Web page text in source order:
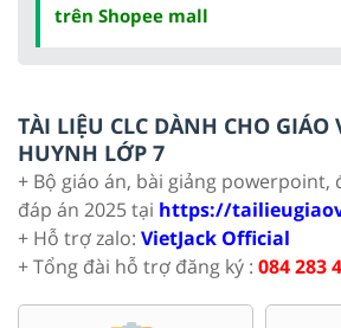
trên Shopee mall
TÀI LIỆU CLC DÀNH CHO GIÁO
HUYNH LỚP 7
+ Bộ giáo án, bài giảng powerpoint,
đáp án 2025 tại https://
+ Hỗ trợ zalo: VietJack Official
+ Tổng đài hỗ trợ đăng ký : 084 283